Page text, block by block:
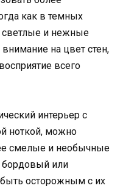
как в темных
и нежные
внимание на цвет стен,
всего
интерьер с
ноткой, можно
смелые и необычные
бордовый или
осторожным с их